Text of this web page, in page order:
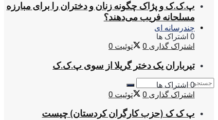
چندرسانه ای
پ.ک.ک و پژاک چگونه زنان و دختران را برای مبارزه
مسلحانه فریب می‌دهند؟
0 اشتراک ها
اشتراک گذاری 0 توئیت 0
تیرباران یک دختر گریلا از سوی پ.ک.ک
0 اشتراک ها
اشتراک گذاری 0 توئیت 0
پ ک ک (حزب کارگران کردستان) چیست